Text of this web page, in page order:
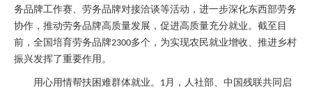
务品牌工作赛、劳务品牌对接洽谈等活动，进一步深化东西部劳务
协作，推动劳务品牌高质量发展，促进高质量充分就业。截至目
前，全国培育劳务品牌2300多个，为实现农民就业增收、推进乡村
振兴发挥了重要作用。
用心用情帮扶困难群体就业。 1月，人社部、中国残联共同启